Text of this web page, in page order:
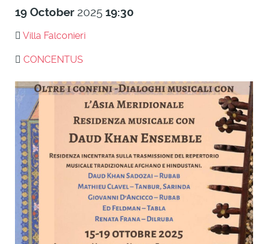
19 October 2025 19:30
Villa Falconieri
CONCENTUS